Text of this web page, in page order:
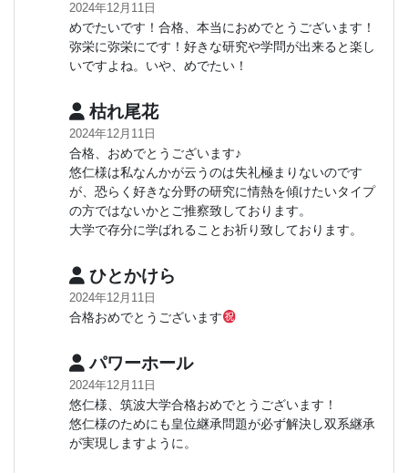
2024年12月11日
めでたいです！合格、本当におめでとうございます！
弥栄に弥栄にです！好きな研究や学問が出来ると楽し
いですよね。いや、めでたい！
枯れ尾花
2024年12月11日
合格、おめでとうございます♪
悠仁様は私なんかが云うのは失礼極まりないのです
が、恐らく好きな分野の研究に情熱を傾けたいタイプ
の方ではないかとご推察致しております。
大学で存分に学ばれることお祈り致しております。
ひとかけら
2024年12月11日
合格おめでとうございます
パワーホール
2024年12月11日
悠仁様、筑波大学合格おめでとうございます！
悠仁様のためにも皇位継承問題が必ず解決し双系継承
が実現しますように。